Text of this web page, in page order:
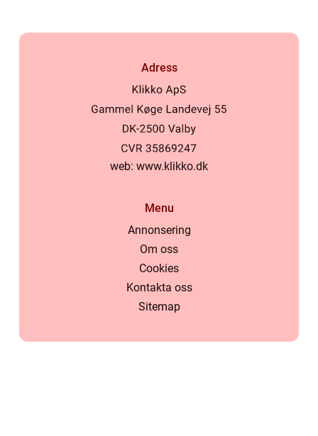
Adress
web: www.klikko.dk
Menu
Annonsering
Om oss
Cookies
Kontakta oss
Sitemap